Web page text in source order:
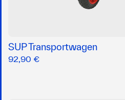
SUP Transportwagen
92,90 €